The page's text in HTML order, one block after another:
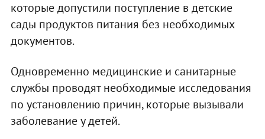
которые допустили поступление в детские
сады продуктов питания без необходимых
документов.
Одновременно медицинские и санитарные
службы проводят необходимые исследования
по установлению причин, которые вызывали
заболевание у детей.